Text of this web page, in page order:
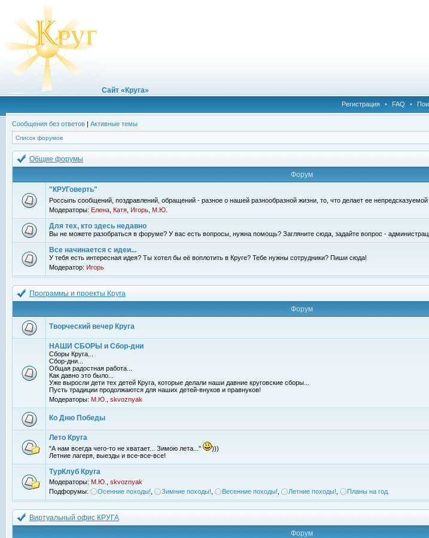
Сайт «Круга»
Регистрация • FAQ •
Сообщения без ответов | Активные темы
Список форумов
Общие форумы
Форум
"КРУГоверть"
Россыпь сообщений, поздравлений, обращений - разное о нашей разнообразной жизни, то, что делает ее
Модераторы: Елена Катя Игорь М.Ю.
Для тех, кто здесь недавно
Вы не можете разобраться в форуме? У вас есть вопросы, нужна помощь? Загляните сюда, задайте вопрос -
Все начинается с идеи...
У тебя есть интересная идея? Ты хотел бы её воплотить в Круге? Тебе нужны сотрудники? Пиши сюда!
Модератор: Игорь
Программы и проекты Круга
Форум
Творческий вечер Круга
НАШИ СБОРЫ и Сбор-дни
Сборы Круга...
Сбор-дни...
Общая радостная работа...
Как давно это было...
Уже выросли дети тех детей Круга, которые делали наши давние круговские сборы...
Пусть традиции продолжаются для наших детей-внуков и правнуков!
Модераторы: М.Ю. skvoznyak
Ко Дню Победы
Лето Круга
"А нам всегда чего-то не хватает... Зимою лета..."
)))
Летние лагеря, выезды и все-все-все!
ТурКлуб Круга
Модераторы: М.Ю.
skvoznyak
Подфорумы:
Осенние походы! Зимние походы! Весенние походы! Летние походы! Планы на год.
Виртуальный офис КРУГА
Форум